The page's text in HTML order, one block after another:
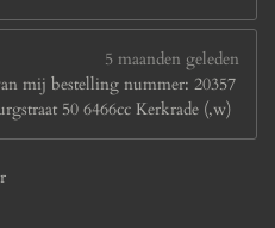
5 maanden geleden
mij bestelling nummer: 20357
50 6466cc Kerkrade (,w)